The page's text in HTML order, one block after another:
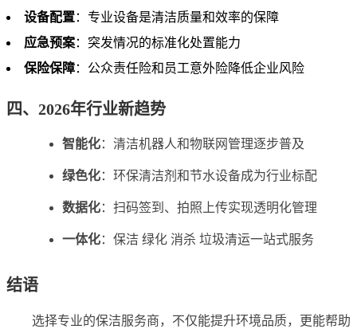
设备配置：专业设备是清洁质量和效率的保障
应急预案：突发情况的标准化处置能力
保险保障：公众责任险和员工意外险降低企业风险
四、2026年行业新趋势
智能化：清洁机器人和物联网管理逐步普及
绿色化：环保清洁剂和节水设备成为行业标配
数据化：扫码签到、拍照上传实现透明化管理
一体化：保洁 绿化 消杀 垃圾清运一站式服务
结语
选择专业的保洁服务商，不仅能提升环境品质，更能帮助